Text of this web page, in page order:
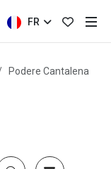
FR
Podere Cantalena